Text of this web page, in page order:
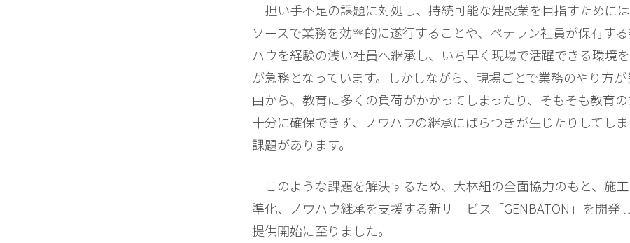
担い手不足の課題に対処し、持続可能な建設業を目指すために
ソースで業務を効率的に遂行することや、ベテラン社員が保有す
ハウを経験の浅い社員へ継承し、いち早く現場で活躍できる環境
が急務となっています。しかしながら、現場ごとで業務のやり方
由から、教育に多くの負荷がかかってしまったり、そもそも教育
十分に確保できず、ノウハウの継承にばらつきが生じたりしてし
課題があります。
このような課題を解決するため、大林組の全面協力のもと、施
準化、ノウハウ継承を支援する新サービス「GENBATON」を開発
提供開始に至りました。